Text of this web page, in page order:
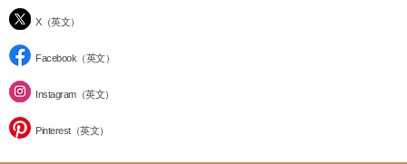
X（英文）
Facebook（英文）
Instagram（英文）
Pinterest（英文）